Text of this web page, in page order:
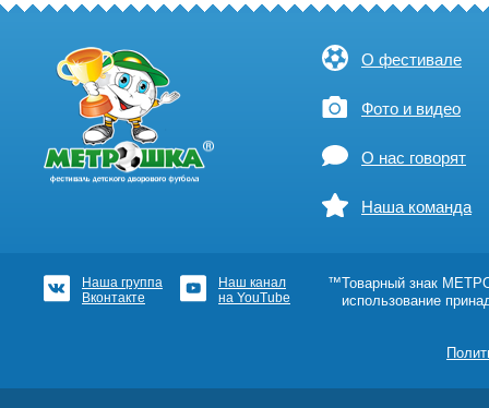
О фестивале
Фото и видео
О нас говорят
Наша команда
Наша группа
Вконтакте
Наш канал
на YouTube
™Товарный знак
использование